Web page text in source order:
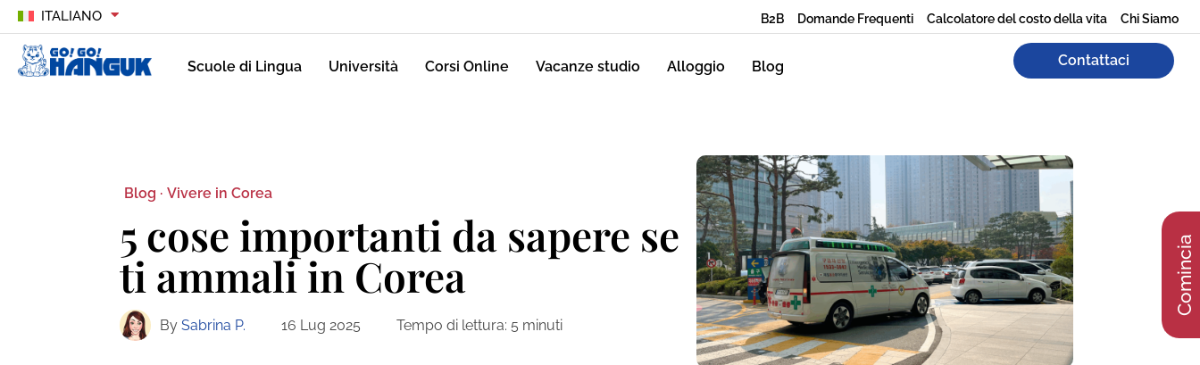
ITALIANO B2B Domande Frequenti Calcolatore del costo della vita Chi Siamo
Scuole di Lingua Università Corsi Online Vacanze studio Alloggio Blog Contattaci
Comincia
Blog · Vivere in Corea
5 cose importanti da sapere se
ti ammali in Corea
By Sabrina P. 16 Lug 2025 Tempo di lettura: 5 minuti